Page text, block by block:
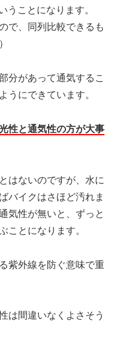
うことになります。
で、同列比較できるも
分があって通気するこ
うにできています。
性と通気性の方が大事
はないのですが、水に
バイクはさほど汚れま
気性が無いと、ずっと
ことになります。
紫外線を防ぐ意味で重
は間違いなくよさそう